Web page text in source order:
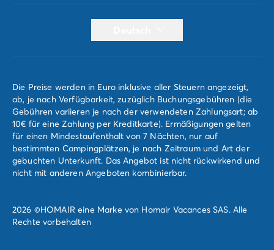
Die Preise werden in Euro inklusive aller Steuern angezeigt,
ab, je nach Verfügbarkeit, zuzüglich Buchungsgebühren (die
Gebühren variieren je nach der verwendeten Zahlungsart; ab
10€ für eine Zahlung per Kreditkarte). Ermäßigungen gelten
für einen Mindestaufenthalt von 7 Nächten, nur auf
bestimmten Campingplätzen, je nach Zeitraum und Art der
gebuchten Unterkunft. Das Angebot ist nicht rückwirkend und
nicht mit anderen Angeboten kombinierbar.
2026 ©HOMAIR eine Marke von Homair Vacances SAS. Alle
Rechte vorbehalten